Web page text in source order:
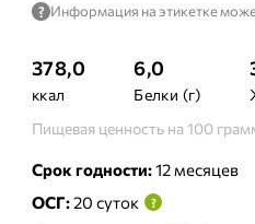
? Информация на этикетке
378,0
ккал
6,0
Белки (г)
Пищевая ценность на 100
Срок годности:12 месяцев
ОСГ:20 суток ?